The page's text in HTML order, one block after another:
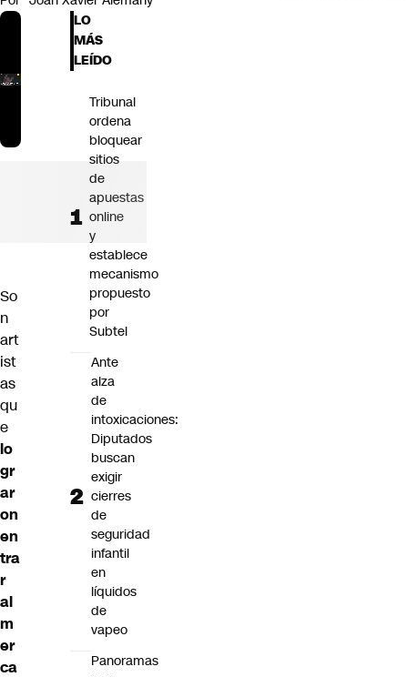
Opinión
So
n
art
ist
as
qu
e
lo
gr
ar
on
en
tra
r
al
m
er
ca
LO
MÁS
LEÍDO
Tribunal
ordena
bloquear
sitios
de
apuestas
online
y
establece
mecanismo
propuesto
por
Subtel
Ante
alza
de
intoxicaciones:
Diputados
buscan
exigir
cierres
de
seguridad
infantil
en
líquidos
de
vapeo
Panoramas